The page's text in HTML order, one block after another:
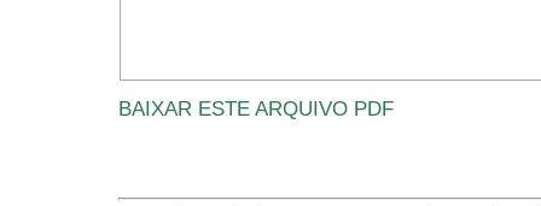
BAIXAR ESTE ARQUIVO PDF